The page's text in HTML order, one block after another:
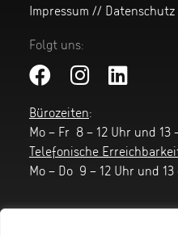
Impressum // Datenschutz
Folgt uns:
Bürozeiten:
Mo – Fr 8 – 12 Uhr und 13
Telefonische
Mo – Do 9 – 12 Uhr und